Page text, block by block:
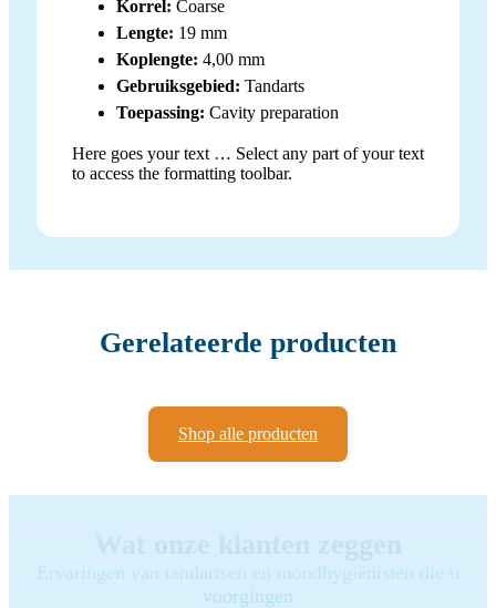
Korrel: Coarse
Lengte: 19 mm
Koplengte: 4,00 mm
Gebruiksgebied: Tandarts
Toepassing: Cavity preparation
Here goes your text … Select any part of your text
to access the formatting toolbar.
Gerelateerde producten
Shop alle producten
Ervaringen van tandartsen en mondhygiënisten die u
voorgingen